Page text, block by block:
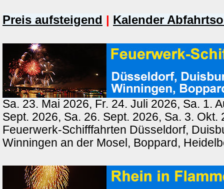
Preis aufsteigend | Kalender
Sa. 23. Mai 2026, Fr. 24. Juli 2026, Sa. 1.
Sept. 2026, Sa. 26. Sept. 2026, Sa. 3. Okt.
Feuerwerk-Schifffahrten Düsseldorf,
Winningen an der Mosel, Boppard,